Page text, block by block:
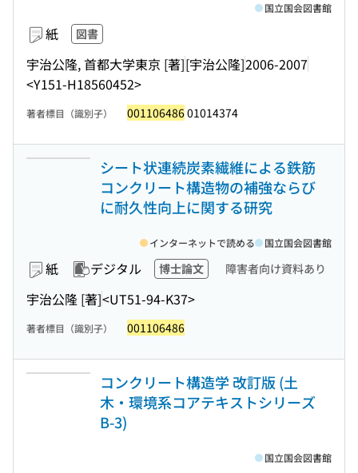
紙 図書
宇治公隆, 首都大学東京 [著][宇治公隆]2006-2007
<Y151-H18560452>
国立国会図書館
著者標目（識別子） 00110648601014374
シート状連続炭素繊維による鉄筋
コンクリート構造物の補強ならび
に耐久性向上に関する研究
紙 デジタル 博士論文 障害者向け資料あり
宇治公隆 [著]<UT51-94-K37>
インターネットで読める 国立国会図書館
著者標目（識別子） 001106486
コンクリート構造学 改訂版 (土
木・環境系コアテキストシリーズ
B-3)
国立国会図書館